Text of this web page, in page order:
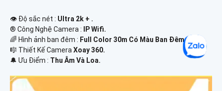
👁 Độ sắc nét : Ultra 2k + .
®️ Công Nghệ Camera :
IP Wifi.
🌈 Hình ảnh ban đêm : Full Color 30m Có Màu Ban Ðêm.
🎼️ Thiết Kế Camera Xoay 360.
️🔔 Ưu Điểm : Thu Âm Và Loa.